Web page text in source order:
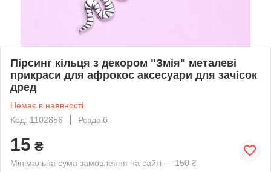
Пірсинг кільця з декором "Змія" металеві
прикраси для афрокос аксесуари для зачісок
дред
Немає в наявності
Код: 1102856
Роздріб
15 ₴
Мінімальна сума замовлення на сайті — 150 ₴